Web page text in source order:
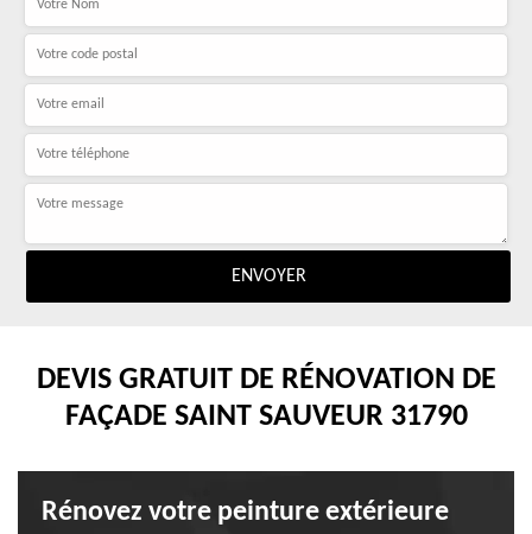
DEVIS GRATUIT DE RÉNOVATION DE
FAÇADE SAINT SAUVEUR 31790
Rénovez votre peinture extérieure